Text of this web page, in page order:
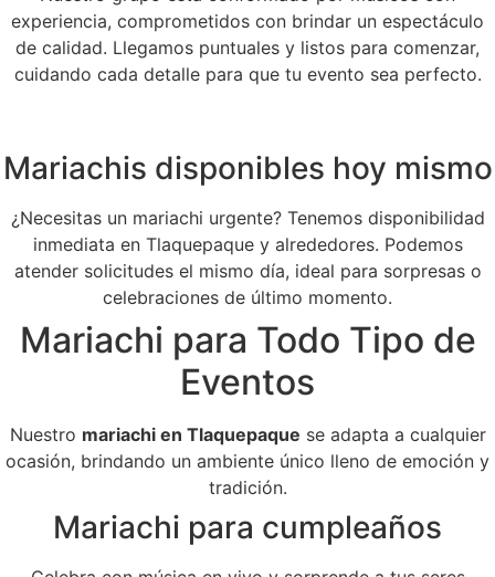
experiencia, comprometidos con brindar un espectáculo
de calidad. Llegamos puntuales y listos para comenzar,
cuidando cada detalle para que tu evento sea perfecto.
Mariachis disponibles hoy mismo
¿Necesitas un mariachi urgente? Tenemos disponibilidad
inmediata en Tlaquepaque y alrededores. Podemos
atender solicitudes el mismo día, ideal para sorpresas o
celebraciones de último momento.
Mariachi para Todo Tipo de
Eventos
Nuestro mariachi en Tlaquepaque se adapta a cualquier
ocasión, brindando un ambiente único lleno de emoción y
tradición.
Mariachi para cumpleaños